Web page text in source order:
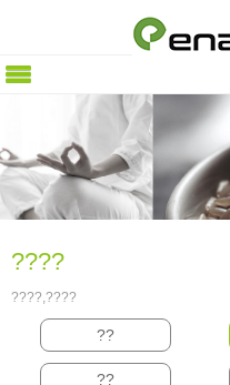
????
????,????
??
??